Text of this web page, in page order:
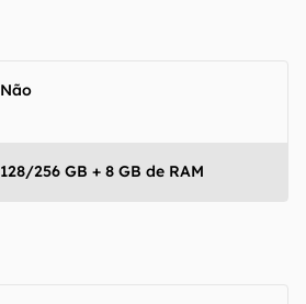
Não
128/256 GB + 8 GB de RAM